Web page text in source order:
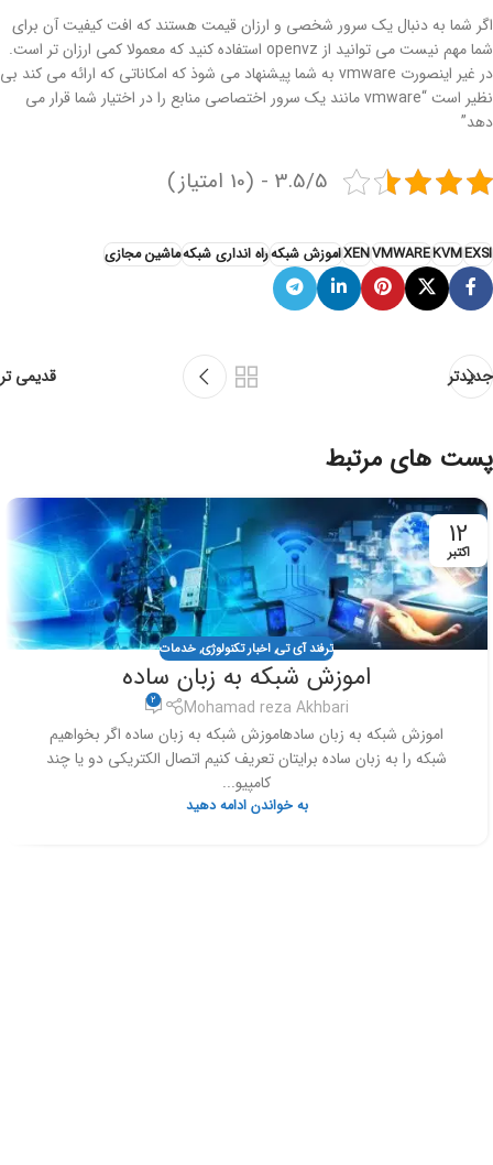
اگر شما به دنبال یک سرور شخصی و ارزان قیمت هستند که افت کیفیت آن برای
شما مهم نیست می توانید از openvz استفاده کنید که معمولا کمی ارزان تر است.
در غیر اینصورت vmware به شما پیشنهاد می شوذ که امکاناتی که ارائه می کند بی
نظیر است “vmware مانند یک سرور اختصاصی منابع را در اختیار شما قرار می
دهد”
3.5/5 - (10 امتیاز)
EXSI
KVM
VMWARE
XENاموزش شبکهراه انداری شبکهماشین مجازی
جدیدتر قدیمی تر
پست های مرتبط
12
اکتبر
ترفند آی تی,اخبار تکنولوژی,خدمات
اموزش شبکه به زبان ساده
Mohamad reza Akhbari
2
اموزش شبکه به زبان سادهاموزش شبکه به زبان ساده اگر بخواهیم
شبکه را به زبان ساده برایتان تعریف کنیم اتصال الکتریکی دو یا چند
کامپیو...
به خواندن ادامه دهید